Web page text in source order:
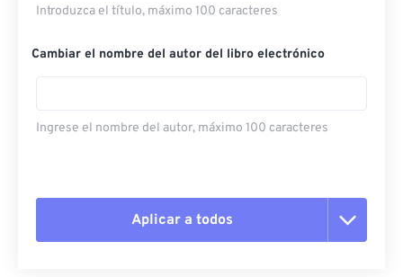
Introduzca el título, máximo 100 caracteres
Cambiar el nombre del autor del libro electrónico
Ingrese el nombre del autor, máximo 100 caracteres
Aplicar a todos